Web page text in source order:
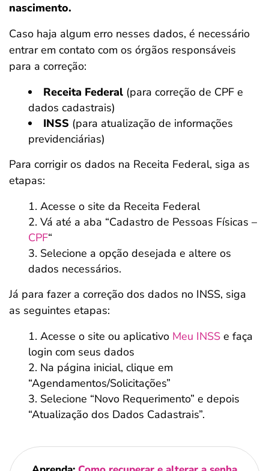
nascimento.
Caso haja algum erro nesses dados, é necessário
entrar em contato com os órgãos responsáveis
para a correção:
Receita Federal (para correção de CPF e
dados cadastrais)
INSS (para atualização de informações
previdenciárias)
Para corrigir os dados na Receita Federal, siga as
etapas:
Acesse o site da Receita Federal
Vá até a aba “Cadastro de Pessoas Físicas –
CPF“
Selecione a opção desejada e altere os
dados necessários.
Já para fazer a correção dos dados no INSS, siga
as seguintes etapas:
Acesse o site ou aplicativo Meu INSS e faça
login com seus dados
Na página inicial, clique em
“Agendamentos/Solicitações”
Selecione “Novo Requerimento” e depois
“Atualização dos Dados Cadastrais”.